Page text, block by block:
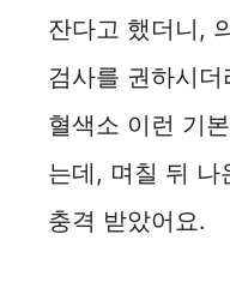
잔다고 했더니,
검사를 권하시
혈색소 이런 기
는데, 며칠 뒤 나
충격 받았어요.